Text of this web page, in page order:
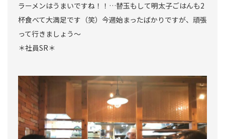
ラーメンはうまいですね！！…替玉もして明太子ごはんも2
杯食べて大満足です（笑）今週始まったばかりですが、頑張
って行きましょう〜
＊社員SR＊